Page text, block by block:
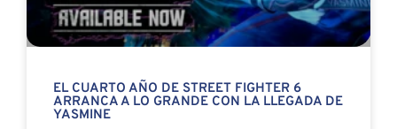
EL CUARTO AÑO DE STREET FIGHTER 6
ARRANCA A LO GRANDE CON LA LLEGADA DE
YASMINE